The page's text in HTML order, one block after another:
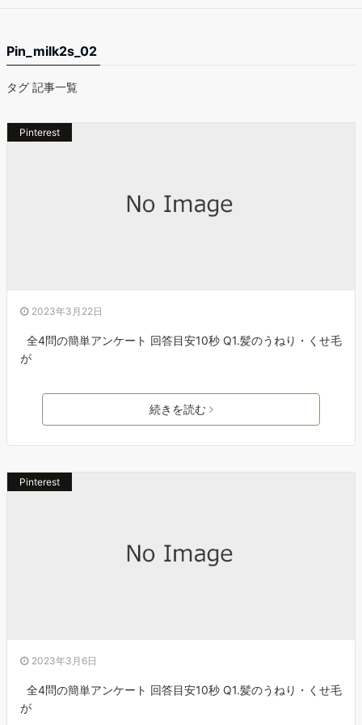
Pin_milk2s_02
タグ 記事一覧
Pinterest
2023年3月22日
全4問の簡単アンケート 回答目安10秒 Q1.髪のうねり・くせ毛
が
続きを読む
Pinterest
2023年3月6日
全4問の簡単アンケート 回答目安10秒 Q1.髪のうねり・くせ毛
が